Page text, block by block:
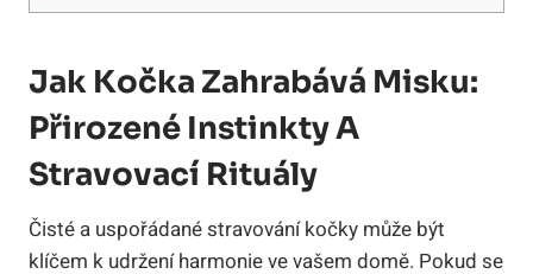
Jak Kočka Zahrabává Misku:
Přirozené Instinkty A
Stravovací Rituály
Čisté a uspořádané stravování kočky může být
klíčem k udržení harmonie ve vašem domě. Pokud se